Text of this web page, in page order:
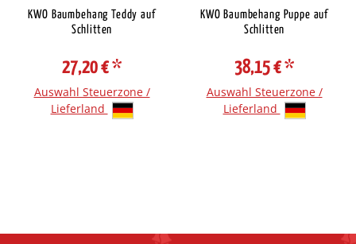
KWO Baumbehang Teddy auf
Schlitten
27,20 €*
Auswahl Steuerzone /
Lieferland
KWO Baumbehang Puppe auf
Schlitten
38,15 €*
Auswahl Steuerzone /
Lieferland